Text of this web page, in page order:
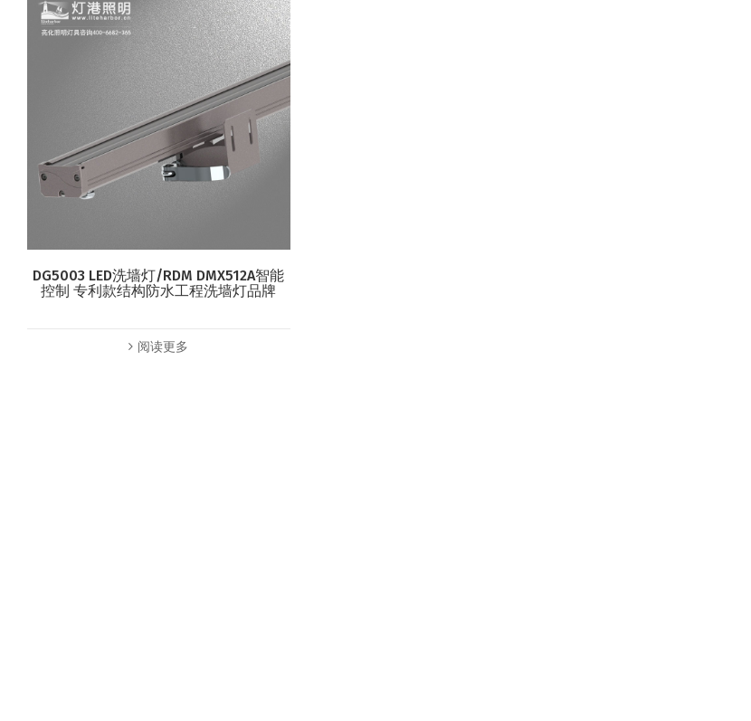
DG5003 LED洗墙灯/RDM DMX512A智能
控制 专利款结构防水工程洗墙灯品牌
阅读更多